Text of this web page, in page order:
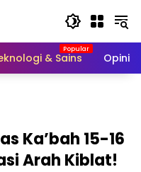
& Sains Opini
Ka’bah 15-16
Arah Kiblat!